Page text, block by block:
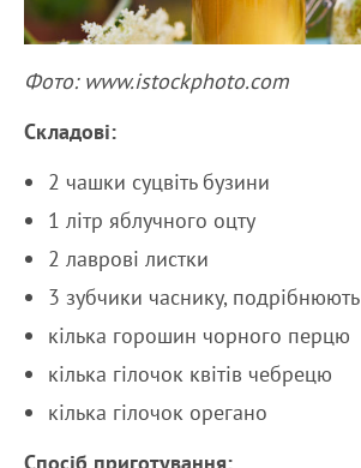
Фото: www.istockphoto.com
Складові:
2 чашки суцвіть бузини
1 літр яблучного оцту
2 лаврові листки
3 зубчики часнику, подрібнюють
кілька горошин чорного перцю
кілька гілочок квітів чебрецю
кілька гілочок орегано
Спосіб приготування: